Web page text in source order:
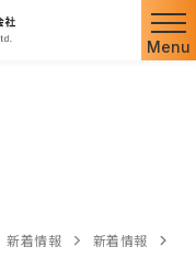
Menu
新着情報
新着情報